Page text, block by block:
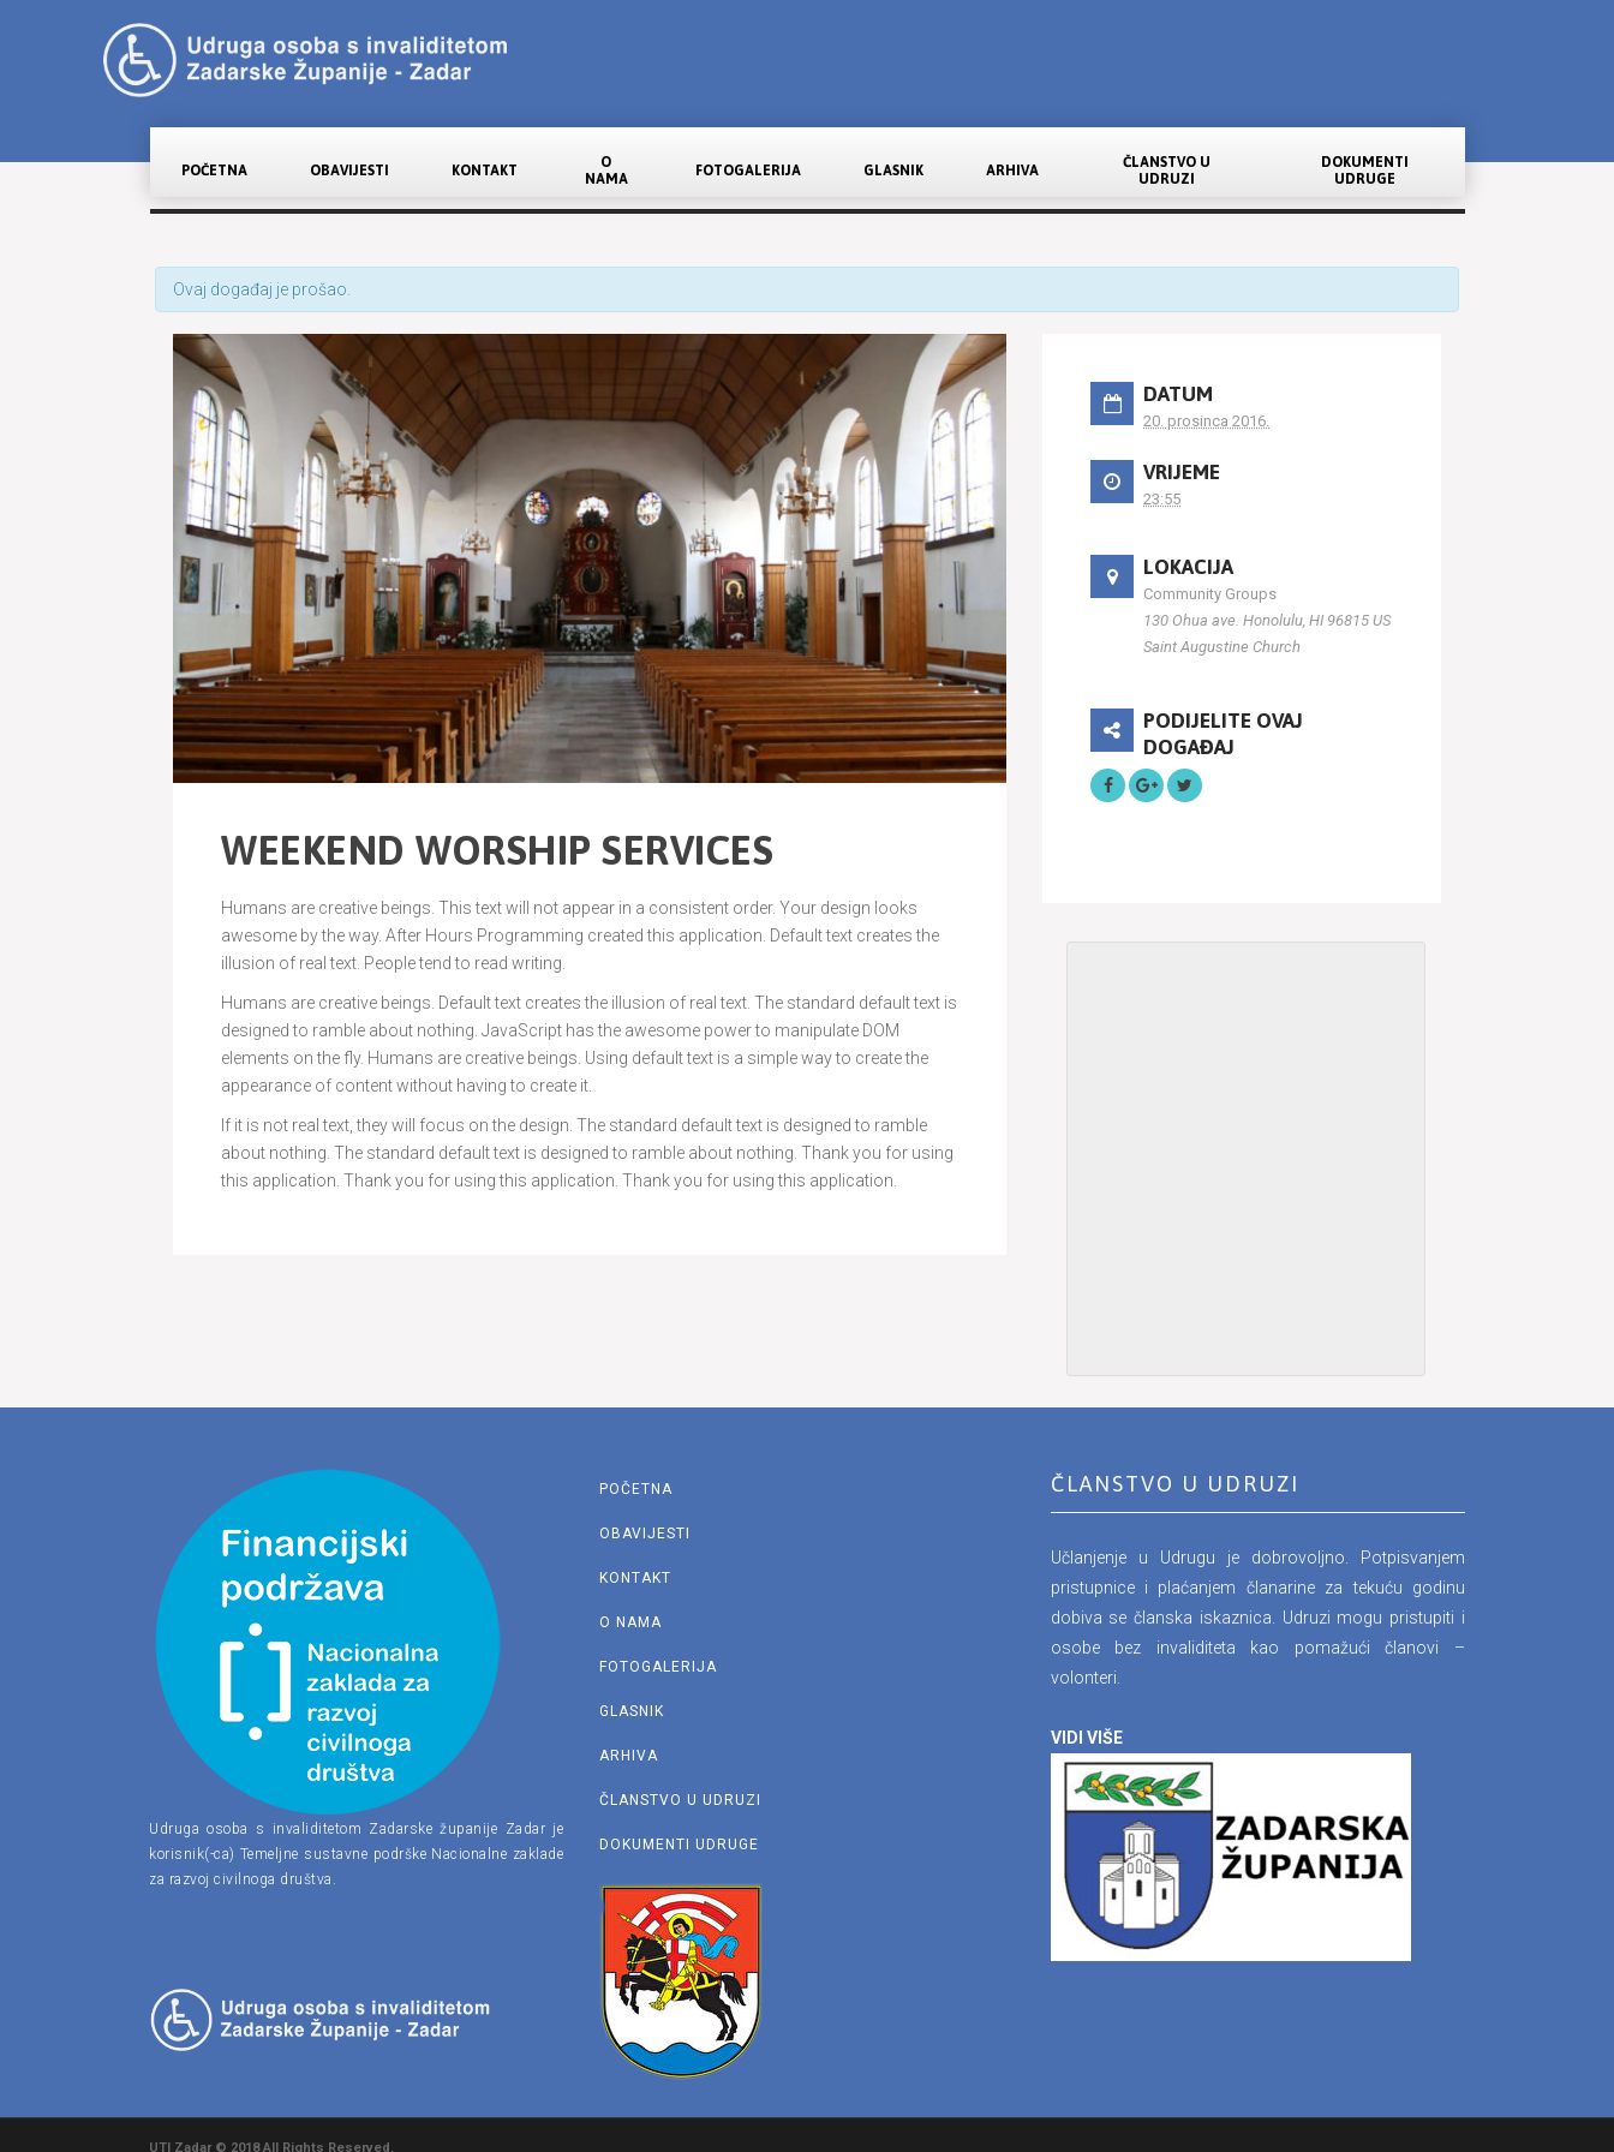
POČETNA OBAVIJESTI KONTAKT
O
NAMA
FOTOGALERIJA GLASNIK ARHIVA
ČLANSTVO U
UDRUZI
DOKUMENTI
UDRUGE
Ovaj događaj je prošao.
WEEKEND WORSHIP SERVICES
Humans are creative beings. This text will not appear in a consistent order. Your design looks
awesome by the way. After Hours Programming created this application. Default text creates the
illusion of real text. People tend to read writing.
Humans are creative beings. Default text creates the illusion of real text. The standard default text is
designed to ramble about nothing. JavaScript has the awesome power to manipulate DOM
elements on the fly. Humans are creative beings. Using default text is a simple way to create the
appearance of content without having to create it.
If it is not real text, they will focus on the design. The standard default text is designed to ramble
about nothing. The standard default text is designed to ramble about nothing. Thank you for using
this application. Thank you for using this application. Thank you for using this application.
DATUM
20. prosinca 2016.
VRIJEME
23:55
LOKACIJA
Community Groups
130 Ohua ave. Honolulu, HI 96815 US
Saint Augustine Church
PODIJELITE OVAJ
DOGAĐAJ
Udruga osoba s invaliditetom Zadarske županije Zadar je
korisnik(-ca) Temeljne sustavne podrške Nacionalne zaklade
za razvoj civilnoga društva.
POČETNA
OBAVIJESTI
KONTAKT
O NAMA
FOTOGALERIJA
GLASNIK
ARHIVA
ČLANSTVO U UDRUZI
DOKUMENTI UDRUGE
ČLANSTVO U UDRUZI
Učlanjenje u Udrugu je dobrovoljno. Potpisvanjem
pristupnice i plaćanjem članarine za tekuću godinu
dobiva se članska iskaznica. Udruzi mogu pristupiti i
osobe bez invaliditeta kao pomažući članovi –
volonteri.
VIDI VIŠE
UTI Zadar © 2018 All Rights Reserved.